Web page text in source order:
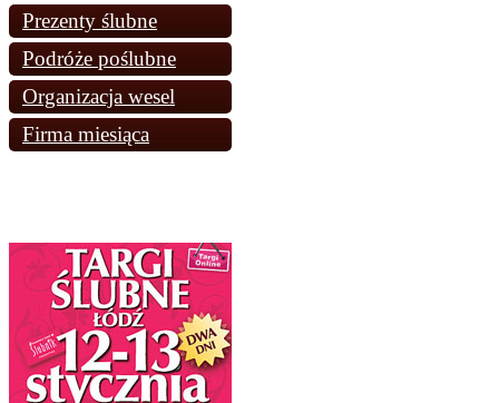
Prezenty ślubne
Podróże poślubne
Organizacja wesel
Firma miesiąca